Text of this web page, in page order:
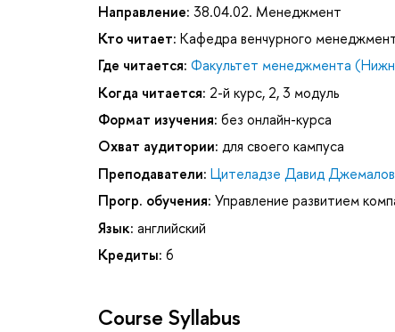
Направление: 38.04.02. Менеджмент
Кто читает: Кафедра венчурного
Где читается: Факультет менеджмента
Когда читается: 2-й курс, 2, 3 модуль
Формат изучения: без онлайн-курса
Охват аудитории: для своего кампуса
Преподаватели: Цителадзе Давид
Прогр. обучения: Управление развитием
Язык: английский
Кредиты: 6
Course Syllabus